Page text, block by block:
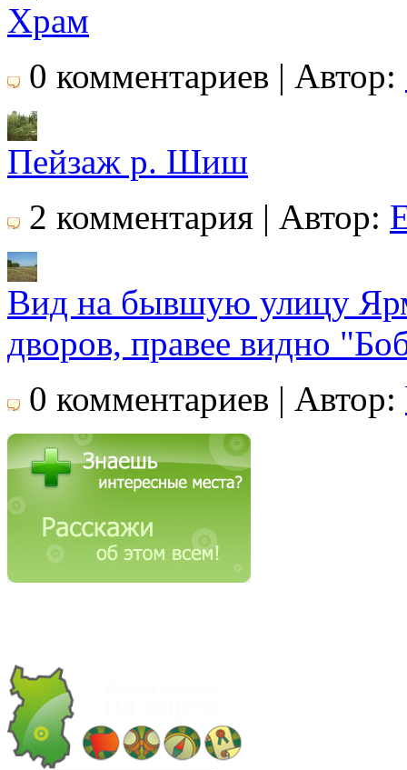
Храм
0 комментариев | Автор:
Пейзаж р. Шиш
2 комментария | Автор:
Вид на бывшую улицу
дворов, правее видно
0 комментариев | Автор: